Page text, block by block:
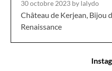
30 octobre 2023 by lalydo
Château de Kerjean, Bijou
Renaissance